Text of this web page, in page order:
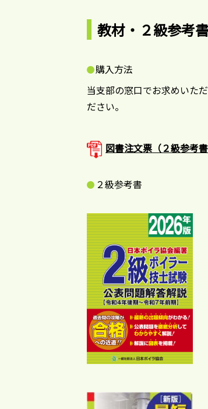
教材・２級参考
購入方法
当支部の窓口でお求めいた
ださい。
図書注文票（２級参考
２級参考書